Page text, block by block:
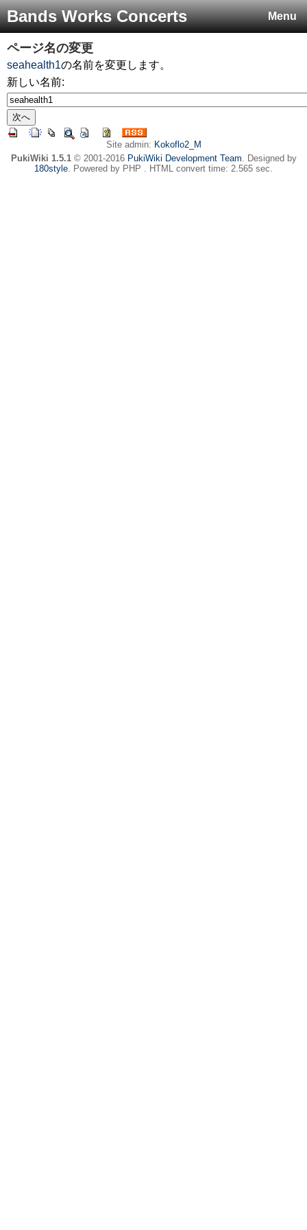
Menu
Bands Works Concerts
ページ名の変更
seahealth1の名前を変更します。
新しい名前:
Site admin: Kokoflo2_M
PukiWiki 1.5.1© 2001-2016 PukiWiki Development Team. Designed by
180style. Powered by PHP . HTML convert time: 2.565 sec.